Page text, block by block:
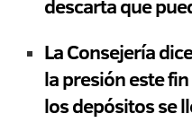
La Consejería
la presión este
los depósitos se